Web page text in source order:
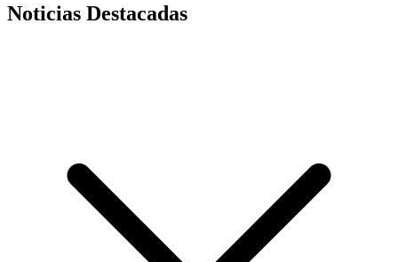
Noticias Destacadas